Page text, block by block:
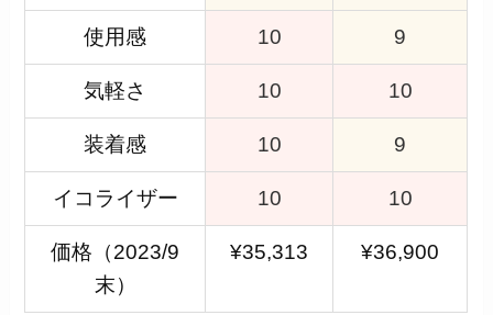
使用感 10 9
気軽さ 10 10
装着感 10 9
イコライザー 10 10
価格（2023/9
末）
¥35,313 ¥36,900